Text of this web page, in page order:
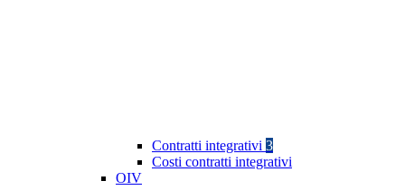
Contratti integrativi 3
Costi contratti integrativi
OIV